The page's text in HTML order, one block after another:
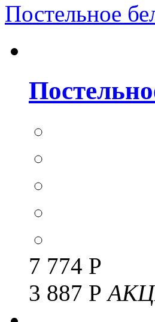
Постельное
7 774 Р
3 887 Р